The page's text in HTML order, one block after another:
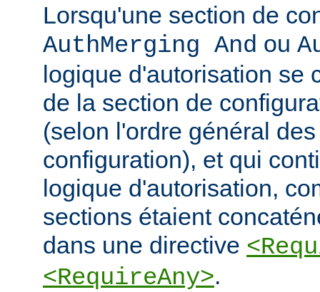
Lorsqu'une section de
AuthMerging And ou
logique d'autorisation se
de la section de
(selon l'ordre général
configuration), et qui
logique d'autorisation,
sections étaient
dans une directive
<RequireAny>.